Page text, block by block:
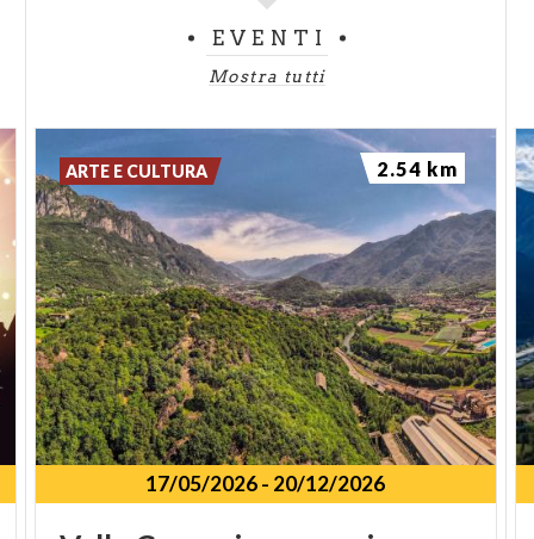
EVENTI
Mostra tutti
17/05/2026- 20/12/2026
ARTE E CULTURA 2.54 km